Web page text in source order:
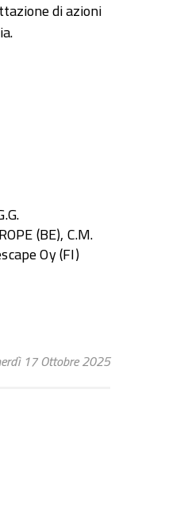
di azioni
(BE), C.M.
Oy (FI)
17 Ottobre 2025